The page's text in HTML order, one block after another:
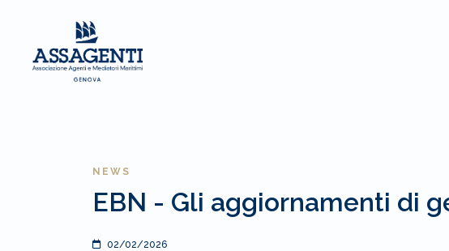
NEWS
EBN - Gli aggiornamenti di
02/02/2026